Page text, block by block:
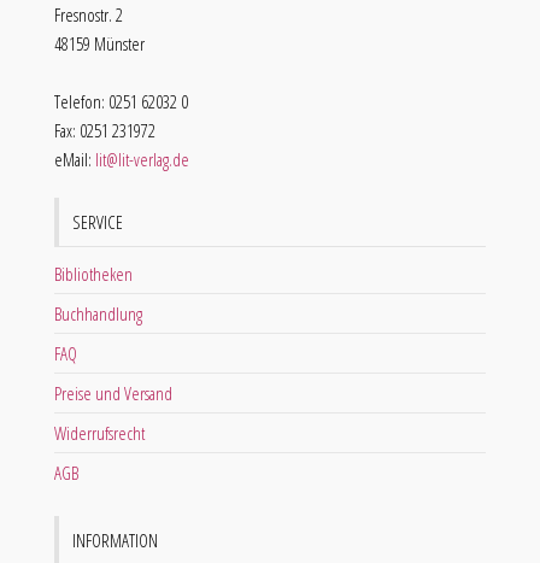
Fresnostr. 2
48159 Münster
Telefon: 0251 62032 0
Fax: 0251 231972
eMail: lit@lit-verlag.de
SERVICE
Bibliotheken
Buchhandlung
FAQ
Preise und Versand
Widerrufsrecht
AGB
INFORMATION